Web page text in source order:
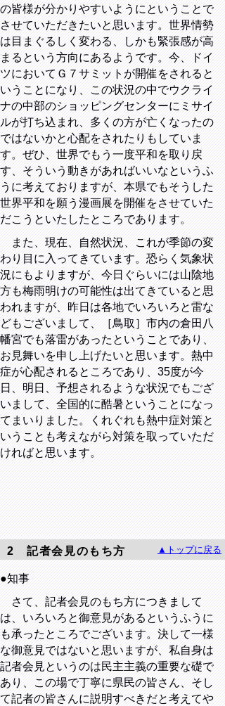
の皆様が分かりやすいようにということで
させていただきたいと思います。世界情勢
は目まぐるしく変わる、しかも緊張感が高
まるという方向にあるようです。今、ドイ
ツにおいてＧ７サミットが開催をされると
いうことになり、この状況の中でウクライ
ナの中部のショッピングセンターにミサイ
ルが打ち込まれ、多くの方が亡くなったの
ではないかと心配をされたりもしていま
す。ぜひ、世界でもう一度平和を取り戻
す、そういう動きがあればいいなというふ
うに考えておりますが、本県でもそうした
世界平和を願う漫画展を開催をさせていた
だこうといたしたところであります。
また、現在、自然状況、これが季節の変
わり目に入ってきています。恐らく気象状
況にもよりますが、今日ぐらいには山陰地
方も梅雨明けの可能性は出てきていると思
われますが、昨日は各地でいろいろと雷な
どもございまして、［鳥取］市内の倉田八
幡宮でも落雷があったということであり、
お見舞いを申し上げたいと思います。熱中
症が心配されるところであり、35度が今
日、明日、予想されるような状況でもござ
いまして、全国的に酷暑ということになっ
てまいりました。くれぐれも熱中症対策と
いうことも考えながら対策を取っていただ
ければと思います。
2記者会見のもち方 ▲トップに戻る
●知事
さて、記者会見のもち方につきまして
は、いろいろと御意見があるというふうに
も承ったところでございます。決して一様
な御意見ではないと思いますが、私自身は
記者会見というのは民主主義の重要な礎で
あり、この場で丁寧に県民の皆さん、そし
て記者の皆さんに説明すべきだと考えてや